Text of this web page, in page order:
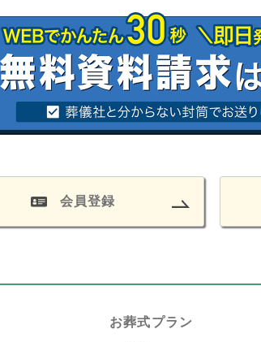
会員登録
お葬式プラン